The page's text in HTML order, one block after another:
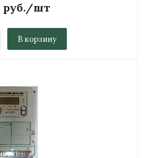
руб./шт
В корзину